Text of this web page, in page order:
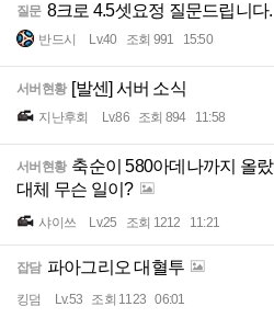
질문 8크로 4.5셋요정 질문드립니다.
반드시 Lv.40 조회 991 15:50
서버현황 [발센] 서버 소식
지난후회 Lv.86 조회 894 11:58
서버현황 축순이 580아데나까지 올
대체 무슨 일이?
샤이쓰 Lv.25 조회 1212 11:21
잡담 파아그리오 대혈투
킹덤 Lv.53 조회 1123 06:01